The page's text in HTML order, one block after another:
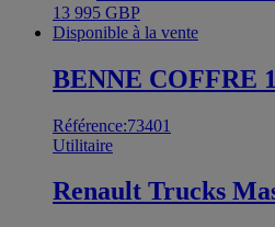
13 995 GBP
Disponible à la vente
BENNE COFFRE
Référence:73401
Utilitaire
Renault Trucks